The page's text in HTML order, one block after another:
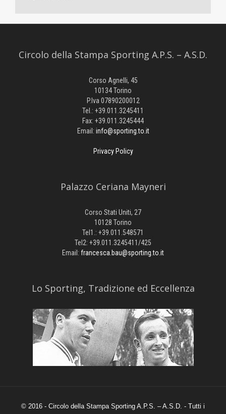
Circolo della Stampa Sporting A.P.S. – A.S.D.
Corso Agnelli, 45
10134 Torino
P.Iva 07890200012
Tel.: +39.011.3245411
Fax: +39.011.3245444
Email: info@sporting.to.it
Privacy Policy
Palazzo Ceriana Mayneri
Corso Stati Uniti, 27
10128 Torino
Tel1.: +39.011.548571
Tel2: +39.011.3245411/425
Email: francesca.bau@sporting.to.it
​Lo Sporting, Tradizione ed Eccellenza
© 2016 - Circolo della Stampa Sporting A.P.S. – A.S.D. - Tutti i